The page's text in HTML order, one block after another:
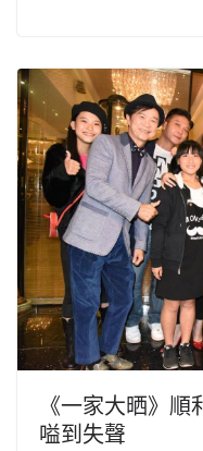
《一家大晒》
嗌到失聲